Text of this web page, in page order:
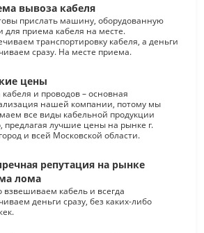
вывоза кабеля
прислать машину, оборудованную
для приема кабеля на месте.
транспортировку кабеля, а деньги
сразу. На месте приема.
цены
кабеля и проводов – основная
нашей компании, потому мы
все виды кабельной продукции
предлагая лучшие цены на рынке г.
и всей Московской области.
репутация на рынке
лома
взвешиваем кабель и всегда
деньги сразу, без каких-либо